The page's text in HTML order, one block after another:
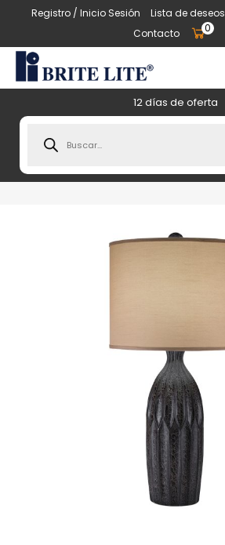
Registro / Inicio Sesión Lista de deseos
Contacto
0
12 días de oferta
search